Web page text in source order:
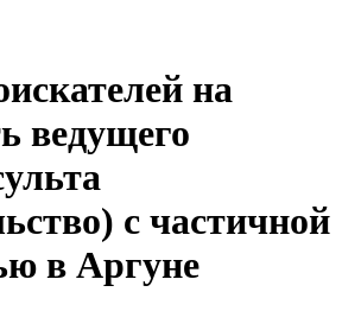
на
ведущего
с частичной
в Аргуне